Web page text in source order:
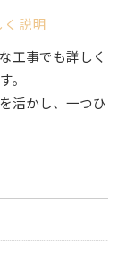
説明
工事でも詳しく
。
活かし、一つひ